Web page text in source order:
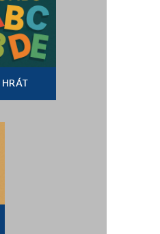
HRÁT